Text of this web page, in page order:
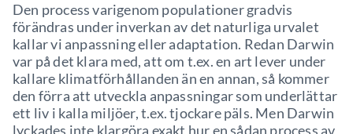
Den process varigenom populationer gradvis
förändras under inverkan av det naturliga urvalet
kallar vi anpassning eller adaptation. Redan Darwin
var på det klara med, att om t.ex. en art lever under
kallare klimatförhållanden än en annan, så kommer
den förra att utveckla anpassningar som underlättar
ett liv i kalla miljöer, t.ex. tjockare päls. Men Darwin
lyckades inte klargöra exakt hur en sådan process av